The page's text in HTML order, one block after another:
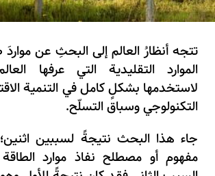
تتجه أنظارُ العالم إلى البحثِ عن
الموارد التقليدية التي عرفها
لاستخدمها بشكلٍ كامل في التنمية
التكنولوجي وسباق التسلّح.
جاء هذا البحث نتيجةً لسببين اثنين؛
مفهوم أو مصطلح نفاذ موارد الطاقة